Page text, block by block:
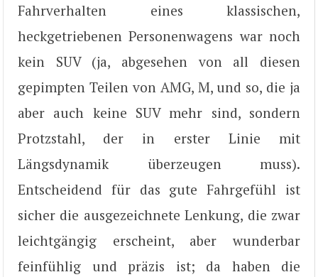
Fahrverhalten eines klassischen,
heckgetriebenen Personenwagens war noch
kein SUV (ja, abgesehen von all diesen
gepimpten Teilen von AMG, M, und so, die ja
aber auch keine SUV mehr sind, sondern
Protzstahl, der in erster Linie mit
Längsdynamik überzeugen muss).
Entscheidend für das gute Fahrgefühl ist
sicher die ausgezeichnete Lenkung, die zwar
leichtgängig erscheint, aber wunderbar
feinfühlig und präzis ist; da haben die